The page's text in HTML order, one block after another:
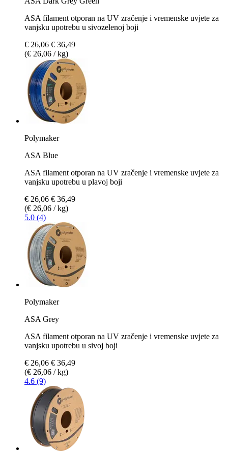
ASA filament otporan na UV zračenje i vremenske uvjete za
vanjsku upotrebu u sivozelenoj boji
€ 26,06 € 36,49
(€ 26,06 / kg)
Polymaker
ASA Blue
ASA filament otporan na UV zračenje i vremenske uvjete za
vanjsku upotrebu u plavoj boji
€ 26,06 € 36,49
(€ 26,06 / kg)
5.0 (4)
Polymaker
ASA Grey
ASA filament otporan na UV zračenje i vremenske uvjete za
vanjsku upotrebu u sivoj boji
€ 26,06 € 36,49
(€ 26,06 / kg)
4.6 (9)